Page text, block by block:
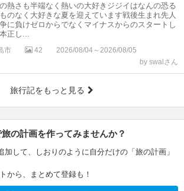
熱さも半端なく熱いの大好きジジイはなんの恐る
のなく大好きな夏を迎えています戦後生まれ先人
に負けゼロからでなくマイナスからのスタートし
正し...
市 42
2026/08/04～2026/08/05
by swalさん
旅行記をもっと見る
の計画を作ってみませんか？
加して、しおりのように自分だけの「旅の計画」
から、まとめて登録も！